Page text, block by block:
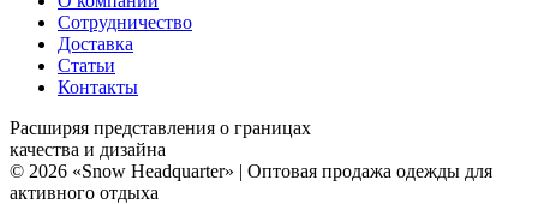
Сотрудничество
Доставка
Статьи
Контакты
Расширяя представления о границах
качества и дизайна
© 2026 «Snow Headquarter» | Оптовая продажа одежды для
активного отдыха